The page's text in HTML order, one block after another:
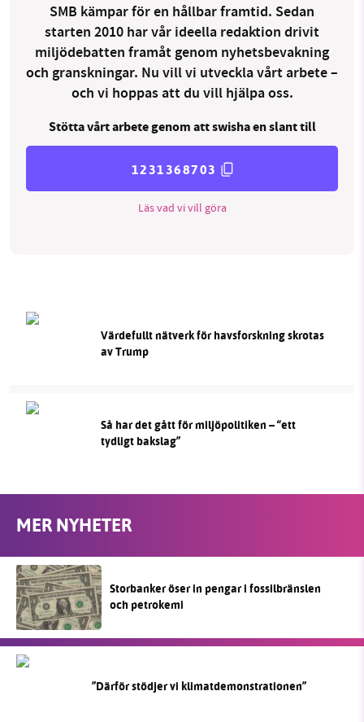
SMB kämpar för en hållbar framtid. Sedan
starten 2010 har vår ideella redaktion drivit
miljödebatten framåt genom nyhetsbevakning
och granskningar. Nu vill vi utveckla vårt arbete –
och vi hoppas att du vill hjälpa oss.
Stötta vårt arbete genom att swisha en slant till
1231368703
Läs vad vi vill göra
Värdefullt nätverk för havsforskning skrotas
av Trump
Så har det gått för miljöpolitiken – “ett
tydligt bakslag”
MER NYHETER
Storbanker öser in pengar i fossilbränslen
och petrokemi
”Därför stödjer vi klimatdemonstrationen”